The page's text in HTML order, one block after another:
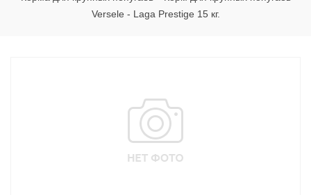
Versele - Laga Prestige 15 кг.